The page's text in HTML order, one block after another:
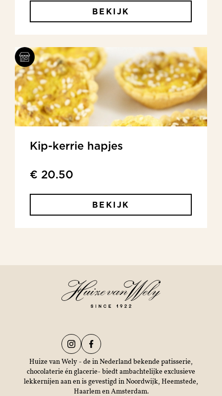
BEKIJK
Kip-kerrie hapjes
€ 20.50
BEKIJK
Huize van Wely - de in Nederland bekende patisserie,
chocolaterie én glacerie- biedt ambachtelijke exclusieve
lekkernijen aan en is gevestigd in Noordwijk, Heemstede,
Haarlem en Amsterdam.